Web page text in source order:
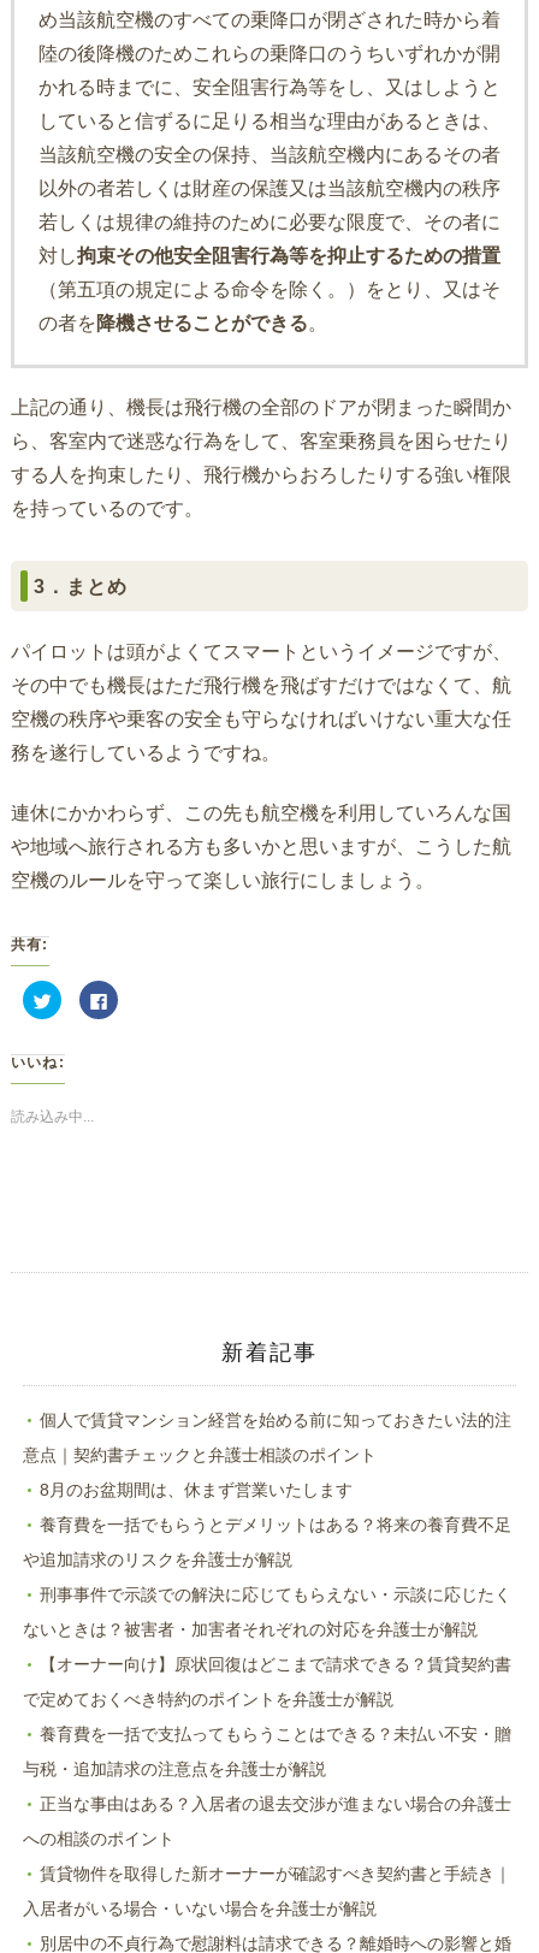
め当該航空機のすべての乗降口が閉ざされた時から着
陸の後降機のためこれらの乗降口のうちいずれかが開
かれる時までに、安全阻害行為等をし、又はしようと
していると信ずるに足りる相当な理由があるときは、
当該航空機の安全の保持、当該航空機内にあるその者
以外の者若しくは財産の保護又は当該航空機内の秩序
若しくは規律の維持のために必要な限度で、その者に
対し拘束その他安全阻害行為等を抑止するための措置
（第五項の規定による命令を除く。）をとり、又はそ
の者を降機させることができる。
上記の通り、機長は飛行機の全部のドアが閉まった瞬間か
ら、客室内で迷惑な行為をして、客室乗務員を困らせたり
する人を拘束したり、飛行機からおろしたりする強い権限
を持っているのです。
3．まとめ
パイロットは頭がよくてスマートというイメージですが、
その中でも機長はただ飛行機を飛ばすだけではなくて、航
空機の秩序や乗客の安全も守らなければいけない重大な任
務を遂行しているようですね。
連休にかかわらず、この先も航空機を利用していろんな国
や地域へ旅行される方も多いかと思いますが、こうした航
空機のルールを守って楽しい旅行にしましょう。
共有:
ク
リ
し
て
Twitter
共
有
開
Facebook
で
し
開
ま
す)
いいね:
読み込み中...
新着記事
個人で賃貸マンション経営を始める前に知っておきたい法的注
意点｜契約書チェックと弁護士相談のポイント
8月のお盆期間は、休まず営業いたします
養育費を一括でもらうとデメリットはある？将来の養育費不足
や追加請求のリスクを弁護士が解説
刑事事件で示談での解決に応じてもらえない・示談に応じたく
ないときは？被害者・加害者それぞれの対応を弁護士が解説
【オーナー向け】原状回復はどこまで請求できる？賃貸契約書
で定めておくべき特約のポイントを弁護士が解説
養育費を一括で支払ってもらうことはできる？未払い不安・贈
与税・追加請求の注意点を弁護士が解説
正当な事由はある？入居者の退去交渉が進まない場合の弁護士
への相談のポイント
賃貸物件を取得した新オーナーが確認すべき契約書と手続き｜
入居者がいる場合・いない場合を弁護士が解説
別居中の不貞行為で慰謝料は請求できる？離婚時への影響と婚